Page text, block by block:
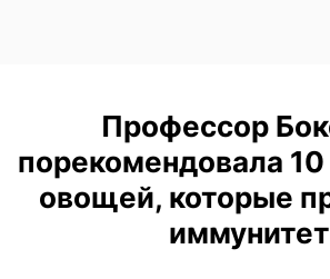
Профессор
порекомендовала
овощей, которые
иммунитет